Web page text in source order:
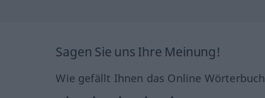
Sagen Sie uns Ihre Meinung!
Wie gefällt Ihnen das Online